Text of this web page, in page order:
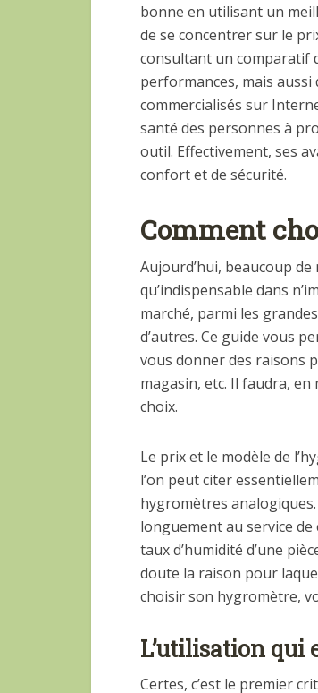
bonne en utilisant un
de se concentrer sur le
consultant un comparatif
performances, mais
commercialisés sur
santé des personnes à
outil. Effectivement, ses
confort et de sécurité.
Comment
Aujourd’hui, beaucoup
qu’indispensable dans
marché, parmi les
d’autres. Ce guide vous
vous donner des raisons
magasin, etc. Il faudra,
choix.
Le prix et le modèle de
l’on peut citer
hygromètres
longuement au service
taux d’humidité d’une
doute la raison pour
choisir son hygromètre,
L’utilisation qui
Certes, c’est le premier